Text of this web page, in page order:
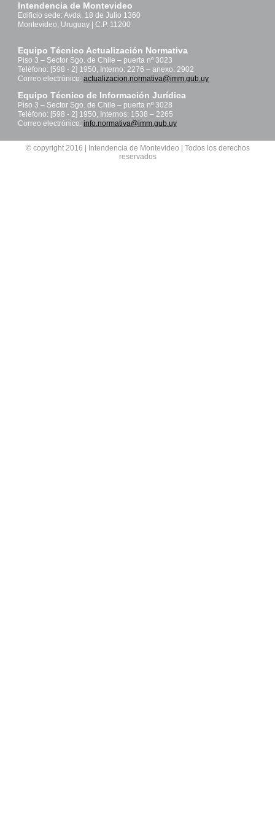
Intendencia de Montevideo
Edificio sede: Avda. 18 de Julio 1360
Montevideo, Uruguay | C.P. 11200
Equipo Técnico Actualización Normativa
Piso 3 – Sector Sgo. de Chile – puerta nº 3023
Teléfono: [598 - 2] 1950, Interno: 2276 – anexo: 2902
Correo electrónico: actualizacion.normativa@imm.gub.uy
Equipo Técnico de Información Jurídica
Piso 3 – Sector Sgo. de Chile – puerta nº 3028
Teléfono: [598 - 2] 1950, Internos: 1538 – 2265
Correo electrónico: info.normativa@imm.gub.uy
© copyright 2016 | Intendencia de Montevideo | Todos los derechos
reservados